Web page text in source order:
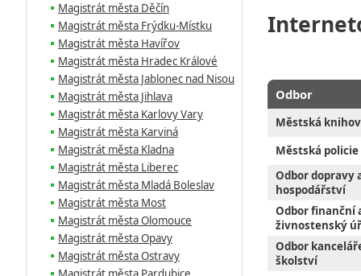
Magistrát města Děčín
Magistrát města Frýdku-Místku
Magistrát města Havířov
Magistrát města Hradec Králové
Magistrát města Jablonec nad Nisou
Magistrát města Jihlava
Magistrát města Karlovy Vary
Magistrát města Karviná
Magistrát města Kladna
Magistrát města Liberec
Magistrát města Mladá Boleslav
Magistrát města Most
Magistrát města Olomouce
Magistrát města Opavy
Magistrát města Ostravy
Odbor
Městská
Městská policie
Odbor dopravy
hospodářství
Odbor finanční
živnostenský
Odbor
školství